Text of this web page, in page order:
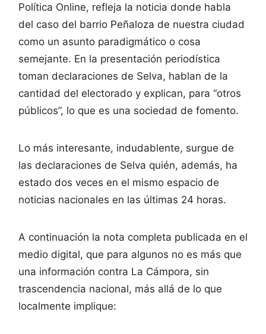
Política Online, refleja la noticia donde habla
del caso del barrio Peñaloza de nuestra ciudad
como un asunto paradigmático o cosa
semejante. En la presentación periodística
toman declaraciones de Selva, hablan de la
cantidad del electorado y explican, para “otros
públicos”, lo que es una sociedad de fomento.
Lo más interesante, indudablente, surgue de
las declaraciones de Selva quién, además, ha
estado dos veces en el mismo espacio de
noticias nacionales en las últimas 24 horas.
A continuación la nota completa publicada en el
medio digital, que para algunos no es más que
una información contra La Cámpora, sin
trascendencia nacional, más allá de lo que
localmente implique: